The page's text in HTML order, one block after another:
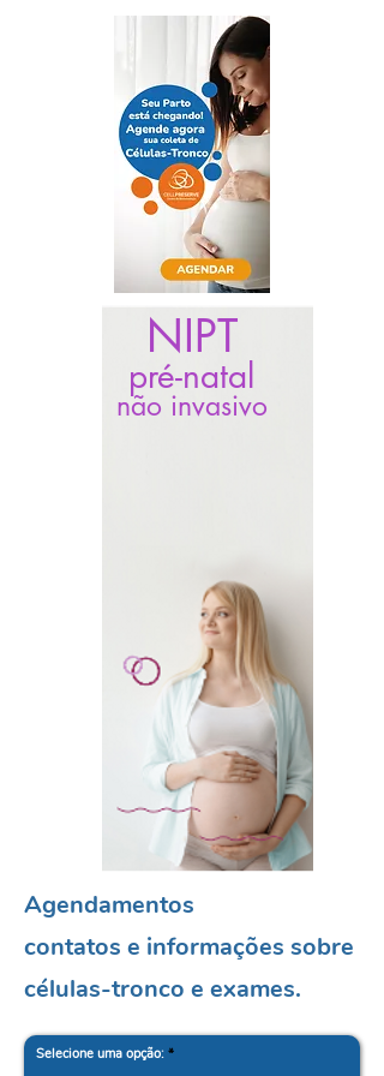
NIPT
pré-natal
não invasivo
Agendamentos
contatos e informações sobre
células-tronco e exames.
Selecione uma opção: *